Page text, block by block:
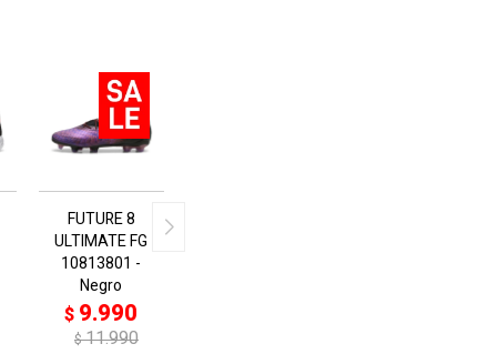
FUTURE 8
ULTIMATE FG
10813801 -
Negro
$ 9.990
$11.990